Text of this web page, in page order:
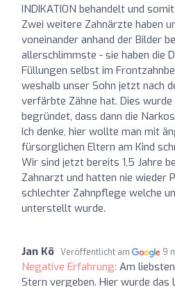
INDIKATION behandelt und
Zwei weitere Zahnärzte haben
voneinander anhand der Bilder
allerschlimmste - sie haben die
Füllungen selbst im
weshalb unser Sohn jetzt nach
verfärbte Zähne hat. Dies
begründet, dass dann die
Ich denke, hier wollte man mit
fürsorglichen Eltern am Kind
Wir sind jetzt bereits 1,5 Jahre
Zahnarzt und hatten nie wieder
schlechter Zahnpflege welche
unterstellt wurde.
Jan Kö Veröffentlicht am 9
Negative Erfahrung: Am
Stern vergeben. Hier wurde das